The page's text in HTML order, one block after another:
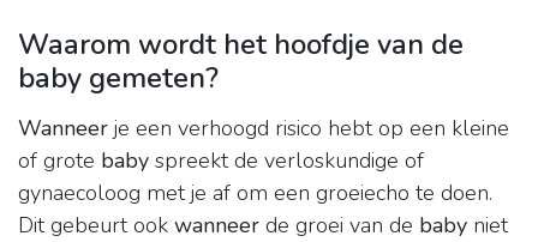
Waarom wordt het hoofdje van de
baby gemeten?
Wanneer je een verhoogd risico hebt op een kleine
of grote baby spreekt de verloskundige of
gynaecoloog met je af om een groeiecho te doen.
Dit gebeurt ook wanneer de groei van de baby niet